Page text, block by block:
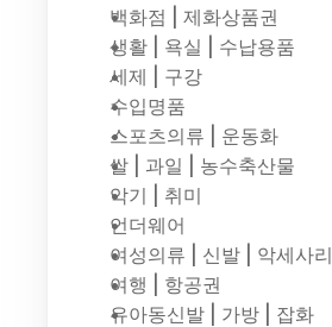
백화점 | 제화상품권
생활 | 욕실 | 수납용품
세제 | 구강
수입명품
스포츠의류 | 운동화
쌀 | 과일 | 농수축산물
악기 | 취미
언더웨어
여성의류 | 신발 | 악세사리
여행 | 항공권
유아동신발 | 가방 | 잡화